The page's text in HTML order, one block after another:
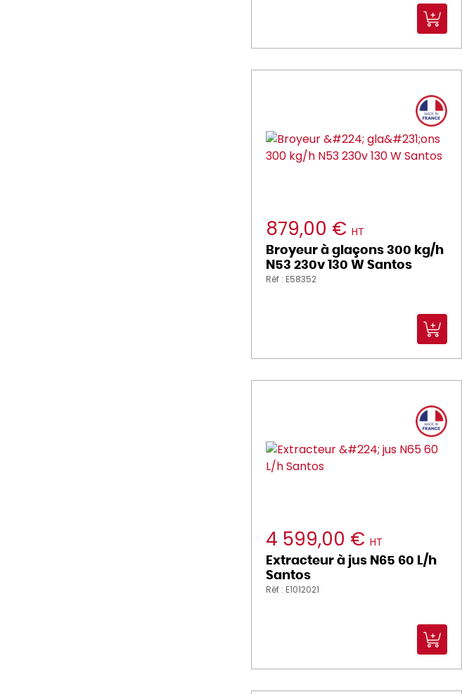
879,00 € HT
Broyeur à glaçons 300 kg/h
N53 230v 130 W Santos
Réf : E58352
4 599,00 € HT
Extracteur à jus N65 60 L/h
Santos
Réf : E1012021